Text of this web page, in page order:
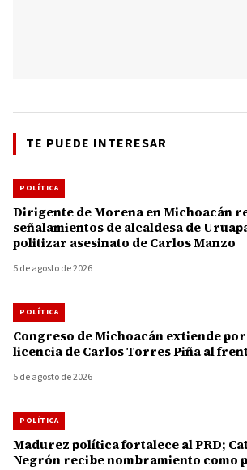
TE PUEDE INTERESAR
POLÍTICA
Dirigente de Morena en Michoacán
señalamientos de alcaldesa de
politizar asesinato de Carlos Manzo
5 de agosto de 2026
POLÍTICA
Congreso de Michoacán extiende por
licencia de Carlos Torres Piña al
5 de agosto de 2026
POLÍTICA
Madurez política fortalece al PRD;
Negrón recibe nombramiento como